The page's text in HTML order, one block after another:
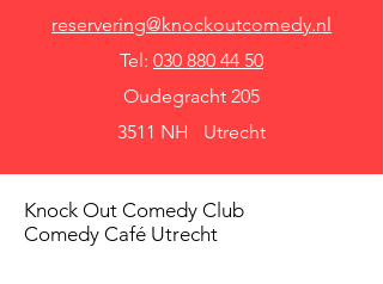
reservering@knockoutcomedy.nl
Tel: 030 880 44 50
Oudegracht 205
3511 NH Utrecht
Knock Out Comedy Club
Comedy Café Utrecht